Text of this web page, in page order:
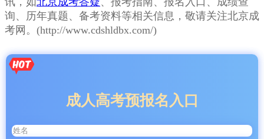
询、历年真题、备考资料等相关信息，敬请关注北京成
考网。(http://www.cdshldbx.com/)
成人高考预报名入口